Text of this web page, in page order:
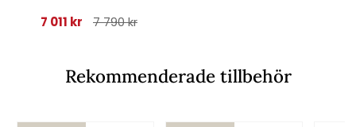
7 011 kr 7 790 kr
Rekommenderade tillbehör